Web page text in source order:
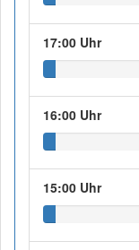
17:00 Uhr
16:00 Uhr
15:00 Uhr